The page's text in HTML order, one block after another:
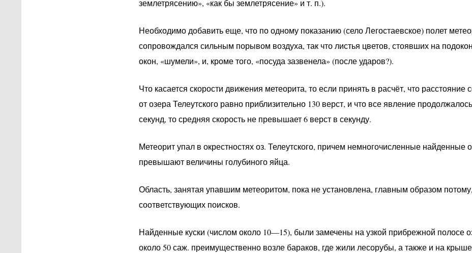
землетрясению», «как бы землетрясение» и т. п.).
Необходимо добавить еще, что по одному показанию (село Легостаевское) полет
сопровождался сильным порывом воздуха, так что листья цветов, стоявших на
окон, «шумели», и, кроме того, «посуда зазвенела» (после ударов?).
Что касается скорости движения метеорита, то если принять в расчёт, что расстояние
от озера Телеутского равно приблизительно 130 верст, и что все явление
секунд, то средняя скорость не превышает 6 верст в секунду.
Метеорит упал в окрестностях оз. Телеутского, причем немногочисленные найденные
превышают величины голубиного яйца.
Область, занятая упавшим метеоритом, пока не установлена, главным образом
соответствующих поисков.
Найденные куски (числом около 10—15), были замечены на узкой прибрежной полосе
около 50 саж. преимущественно возле бараков, где жили лесорубы, а также и на